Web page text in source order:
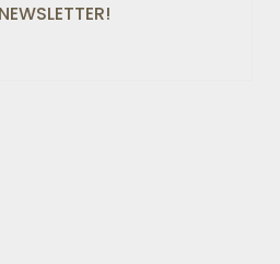
NEWSLETTER!